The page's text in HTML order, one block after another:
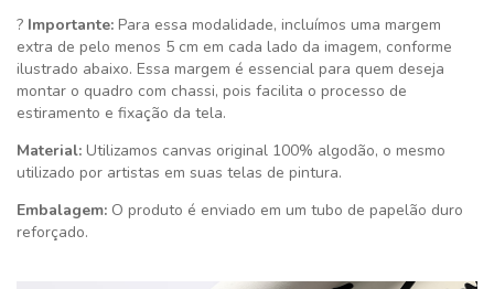
? Importante: Para essa modalidade, incluímos uma margem
extra de pelo menos 5 cm em cada lado da imagem, conforme
ilustrado abaixo. Essa margem é essencial para quem deseja
montar o quadro com chassi, pois facilita o processo de
estiramento e fixação da tela.
Material: Utilizamos canvas original 100% algodão, o mesmo
utilizado por artistas em suas telas de pintura.
Embalagem: O produto é enviado em um tubo de papelão duro
reforçado.